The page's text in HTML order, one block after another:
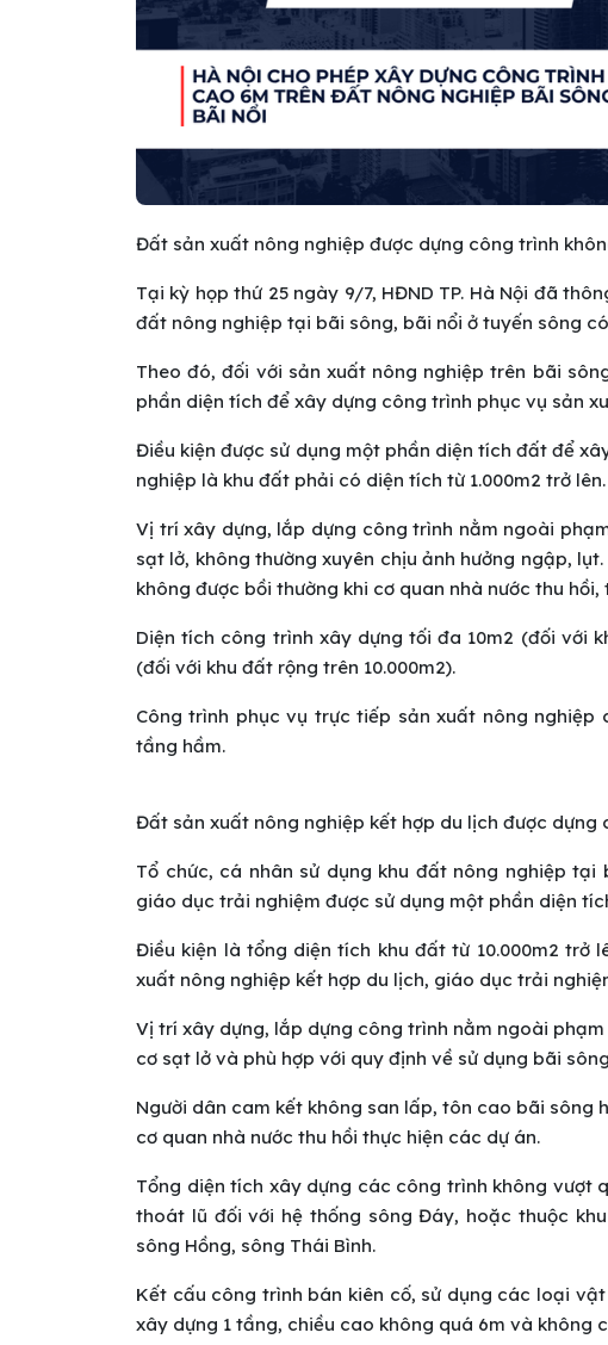
Đất sản xuất nông nghiệp được dựng công trình
Tại kỳ họp thứ 25 ngày 9/7, HĐND TP. Hà Nội đã
đất nông nghiệp tại bãi sông, bãi nổi ở tuyến sông
Theo đó, đối với sản xuất nông nghiệp trên bãi
phần diện tích để xây dựng công trình phục vụ sản
Điều kiện được sử dụng một phần diện tích đất để
nghiệp là khu đất phải có diện tích từ 1.000m2 trở lên.
Vị trí xây dựng, lắp dựng công trình nằm ngoài
sạt lở, không thường xuyên chịu ảnh hưởng ngập,
không được bồi thường khi cơ quan nhà nước thu hồi,
Diện tích công trình xây dựng tối đa 10m2 (đối với
(đối với khu đất rộng trên 10.000m2).
Công trình phục vụ trực tiếp sản xuất nông
tầng hầm.
Đất sản xuất nông nghiệp kết hợp du lịch được dựng
Tổ chức, cá nhân sử dụng khu đất nông nghiệp
giáo dục trải nghiệm được sử dụng một phần diện
Điều kiện là tổng diện tích khu đất từ 10.000m2 trở
xuất nông nghiệp kết hợp du lịch, giáo dục trải
Vị trí xây dựng, lắp dựng công trình nằm ngoài
cơ sạt lở và phù hợp với quy định về sử dụng bãi
Người dân cam kết không san lấp, tôn cao bãi sông
cơ quan nhà nước thu hồi thực hiện các dự án.
Tổng diện tích xây dựng các công trình không vượt
thoát lũ đối với hệ thống sông Đáy, hoặc thuộc
sông Hồng, sông Thái Bình.
Kết cấu công trình bán kiên cố, sử dụng các loại
xây dựng 1 tầng, chiều cao không quá 6m và không